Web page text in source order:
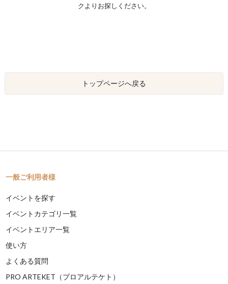
クよりお探しください。
トップページへ戻る
一般ご利用者様
イベントを探す
イベントカテゴリ一覧
イベントエリア一覧
使い方
よくある質問
PRO ARTEKET（プロアルテケト）